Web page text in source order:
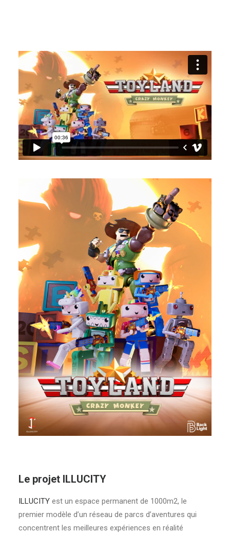
Le projet ILLUCITY
ILLUCITY est un espace permanent de 1000m2, le
premier modèle d’un réseau de parcs d’aventures qui
concentrent les meilleures expériences en réalité